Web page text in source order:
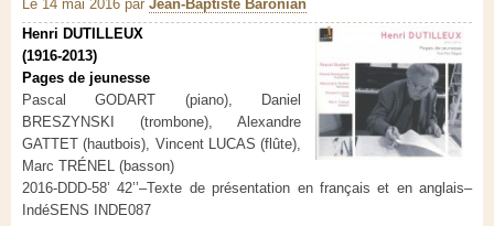
Le 14 mai 2016 par Jean-Baptiste Baronian
Henri DUTILLEUX
(1916-2013)
Pages de jeunesse
Pascal GODART (piano), Daniel
BRESZYNSKI (trombone), Alexandre
GATTET (hautbois), Vincent LUCAS (flûte),
Marc TRÉNEL (basson)
2016-DDD-58’ 42’’–Texte de présentation en français et en anglais–
IndéSENS INDE087